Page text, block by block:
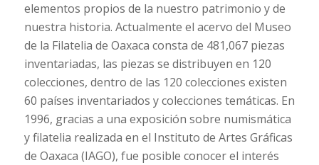
elementos propios de la nuestro patrimonio y de
nuestra historia. Actualmente el acervo del Museo
de la Filatelia de Oaxaca consta de 481,067 piezas
inventariadas, las piezas se distribuyen en 120
colecciones, dentro de las 120 colecciones existen
60 países inventariados y colecciones temáticas. En
1996, gracias a una exposición sobre numismática
y filatelia realizada en el Instituto de Artes Gráficas
de Oaxaca (IAGO), fue posible conocer el interés